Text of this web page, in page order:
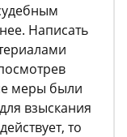
Написать
меры были
взыскания
то